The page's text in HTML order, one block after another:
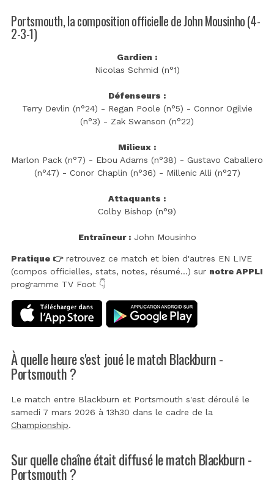
Portsmouth, la composition officielle de John Mousinho (4-
2-3-1)
Gardien :
Nicolas Schmid (n°1)
Défenseurs :
Terry Devlin (n°24) - Regan Poole (n°5) - Connor Ogilvie
(n°3) - Zak Swanson (n°22)
Milieux :
Marlon Pack (n°7) - Ebou Adams (n°38) - Gustavo Caballero
(n°47) - Conor Chaplin (n°36) - Millenic Alli (n°27)
Attaquants :
Colby Bishop (n°9)
Entraîneur :John Mousinho
Pratique 👉retrouvez ce match et bien d'autres EN LIVE
(compos officielles, stats, notes, résumé...) sur notre APPLI
programme TV Foot 👇
À quelle heure s'est joué le match Blackburn -
Portsmouth ?
Le match entre Blackburn et Portsmouth s'est déroulé le
samedi 7 mars 2026 à 13h30 dans le cadre de la
Championship.
Sur quelle chaîne était diffusé le match Blackburn -
Portsmouth ?